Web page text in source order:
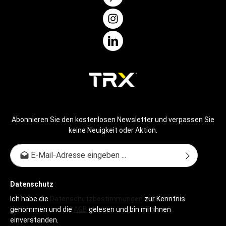
Abonnieren Sie den kostenlosen Newsletter und verpassen Sie
keine Neuigkeit oder Aktion.
Datenschutz
Ich habe die Datenschutzbestimmungen zur Kenntnis
genommen und die AGB gelesen und bin mit ihnen
einverstanden.